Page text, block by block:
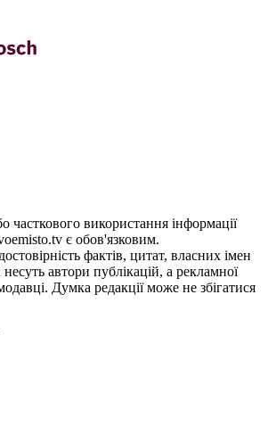
часткового використання iнформацiї
є обов'язковим.
фактів, цитат, власних імен
автори публікацій, а рекламної
Думка редакцiї може не збiгатися